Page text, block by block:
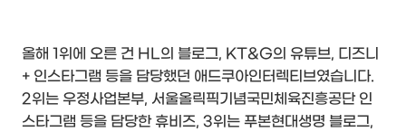
올해 1위에 오른 건 HL의 블로그, KT&G의 유튜브, 디즈니
+ 인스타그램 등을 담당했던 애드쿠아인터렉티브였습니다.
2위는 우정사업본부, 서울올릭픽기념국민체육진흥공단 인
스타그램 등을 담당한 휴비즈, 3위는 푸본현대생명 블로그,